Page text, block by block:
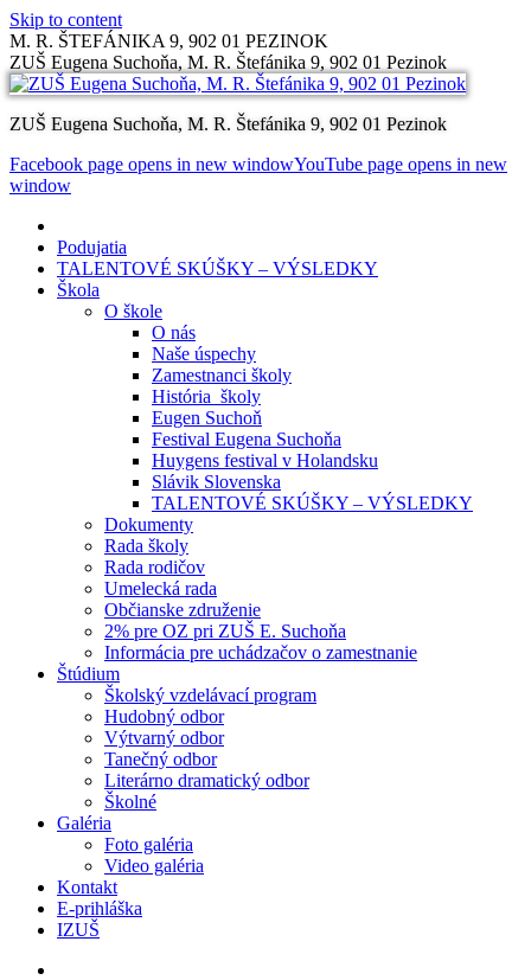
Skip to content
M. R. ŠTEFÁNIKA 9, 902 01 PEZINOK
ZUŠ Eugena Suchoňa, M. R. Štefánika 9, 902 01 Pezinok
ZUŠ Eugena Suchoňa, M. R. Štefánika 9, 902 01 Pezinok
Facebook page opens in new windowYouTube page opens in new
window
Podujatia
TALENTOVÉ SKÚŠKY – VÝSLEDKY
Škola
O škole
O nás
Naše úspechy
Zamestnanci školy
História školy
Eugen Suchoň
Festival Eugena Suchoňa
Huygens festival v Holandsku
Slávik Slovenska
TALENTOVÉ SKÚŠKY – VÝSLEDKY
Dokumenty
Rada školy
Rada rodičov
Umelecká rada
Občianske združenie
2% pre OZ pri ZUŠ E. Suchoňa
Informácia pre uchádzačov o zamestnanie
Štúdium
Školský vzdelávací program
Hudobný odbor
Výtvarný odbor
Tanečný odbor
Literárno dramatický odbor
Školné
Galéria
Foto galéria
Video galéria
Kontakt
E-prihláška
IZUŠ